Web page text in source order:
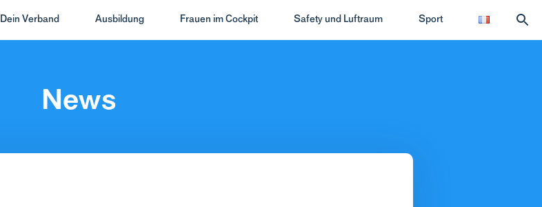
Dein Verband Ausbildung Frauen im Cockpit Safety und Luftraum Sport
News